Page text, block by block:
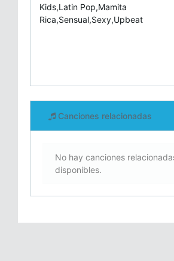
Kids,Latin Pop,Mamita
Rica,Sensual,Sexy,Upbeat
Canciones relacionadas
No hay canciones
disponibles.